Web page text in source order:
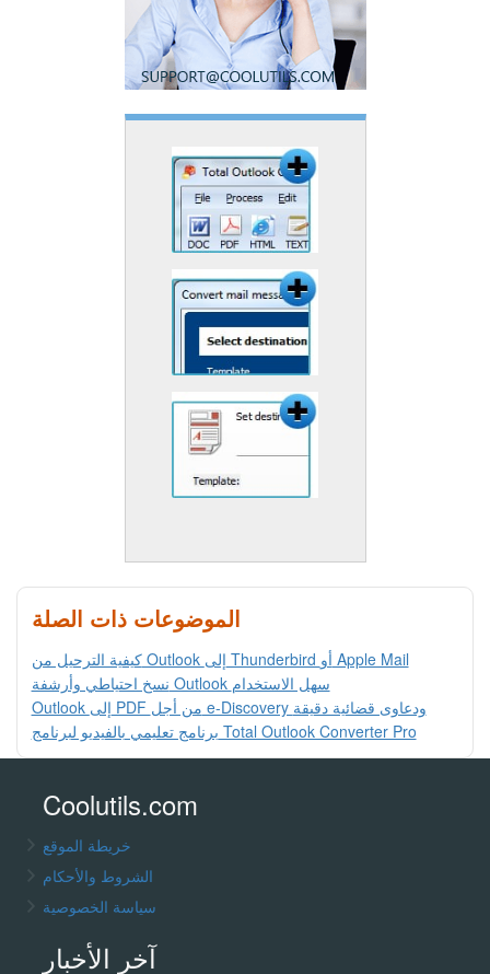
الموضوعات ذات الصلة
كيفية الترحيل من Outlook إلى Thunderbird أو Apple Mail
نسخ احتياطي وأرشفة Outlook سهل الاستخدام
Outlook إلى PDF من أجل e-Discovery ودعاوى قضائية دقيقة
برنامج تعليمي بالفيديو لبرنامج Total Outlook Converter Pro
Coolutils.com
خريطة الموقع
الشروط والأحكام
سياسة الخصوصية
آخر الأخبار